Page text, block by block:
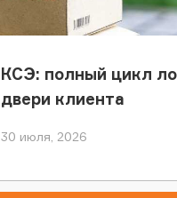
КСЭ: полный цикл
двери клиента
30 июля, 2026